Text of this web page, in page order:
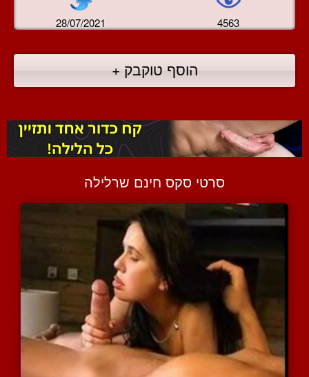
28/07/2021 4563
הוסף טוקבק +
סרטי סקס חינם שרלילה